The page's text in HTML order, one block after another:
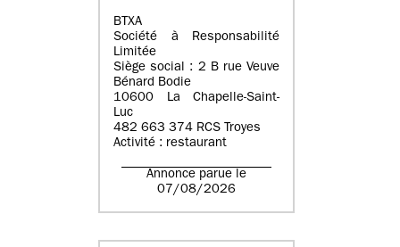
BTXA
Société à Responsabilité
Limitée
Siège social : 2 B rue Veuve
Bénard Bodie
10600 La Chapelle-Saint-
Luc
482 663 374 RCS Troyes
Activité : restaurant
Annonce parue le
07/08/2026